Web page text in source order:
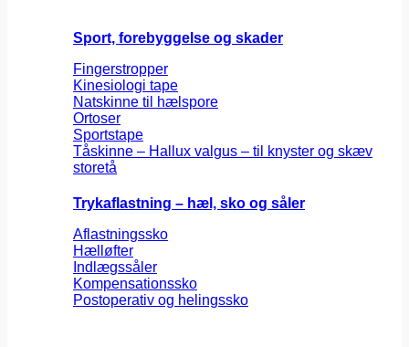
Sport, forebyggelse og skader
Fingerstropper
Kinesiologi tape
Natskinne til hælspore
Ortoser
Sportstape
Tåskinne – Hallux valgus – til knyster og skæv
storetå
Trykaflastning – hæl, sko og såler
Aflastningssko
Hælløfter
Indlægssåler
Kompensationssko
Postoperativ og helingssko